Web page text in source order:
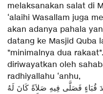
melaksanakan salat di
‘alaihi Wasallam juga
akan adanya pahala
datang ke Masjid Quba
*minimalnya dua
diriwayatkan oleh
radhiyallahu ‘anhu,
فَصَلَّى فِيهِ صَلاَةً كَانَ لَهُ